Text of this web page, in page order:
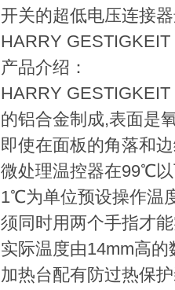
开关的超低电压连接
HARRY
产品介
HARRY
的铝合金制成,表面是
即使在面板的角落和
微处理温控器在99℃
1℃为单位预设操作温
须同时用两个手指才
实际温度由14mm高
加热台配有防过热保